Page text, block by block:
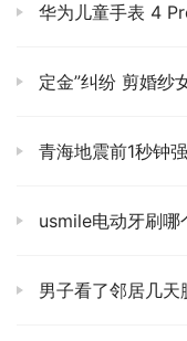
华为儿童手表 4
定金”纠纷 剪婚纱
青海地震前1秒钟强
usmile电动牙刷哪
男子看了邻居几天